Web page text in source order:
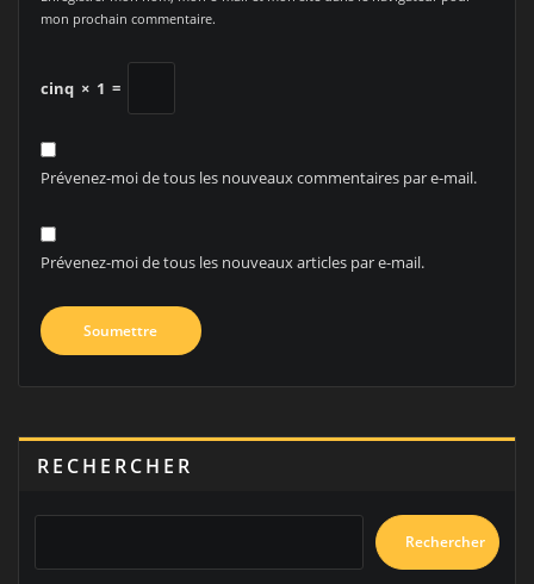
mon prochain commentaire.
cinq × 1 =
Prévenez-moi de tous les nouveaux commentaires par e-mail.
Prévenez-moi de tous les nouveaux articles par e-mail.
RECHERCHER
Rechercher